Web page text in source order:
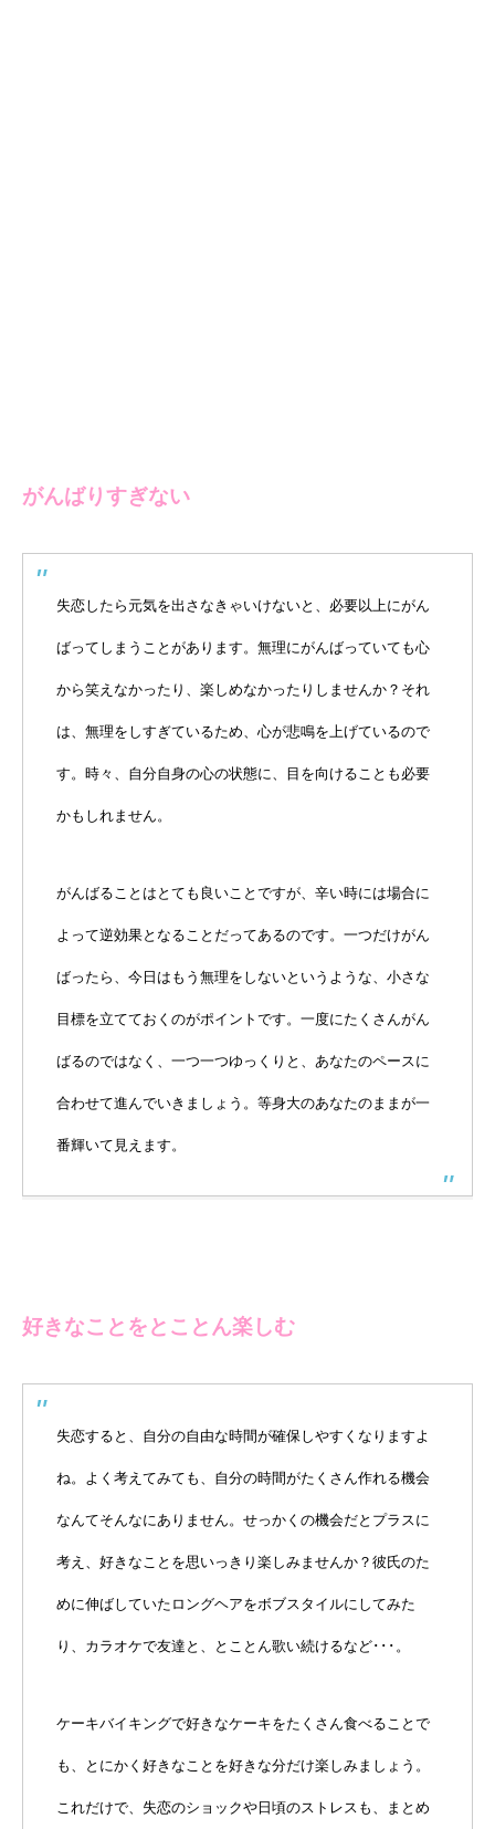
がんばりすぎない
失恋したら元気を出さなきゃいけないと、必要以上にがん
ばってしまうことがあります。無理にがんばっていても心
から笑えなかったり、楽しめなかったりしませんか？それ
は、無理をしすぎているため、心が悲鳴を上げているので
す。時々、自分自身の心の状態に、目を向けることも必要
かもしれません。
がんばることはとても良いことですが、辛い時には場合に
よって逆効果となることだってあるのです。一つだけがん
ばったら、今日はもう無理をしないというような、小さな
目標を立てておくのがポイントです。一度にたくさんがん
ばるのではなく、一つ一つゆっくりと、あなたのペースに
合わせて進んでいきましょう。等身大のあなたのままが一
番輝いて見えます。
好きなことをとことん楽しむ
失恋すると、自分の自由な時間が確保しやすくなりますよ
ね。よく考えてみても、自分の時間がたくさん作れる機会
なんてそんなにありません。せっかくの機会だとプラスに
考え、好きなことを思いっきり楽しみませんか？彼氏のた
めに伸ばしていたロングヘアをボブスタイルにしてみた
り、カラオケで友達と、とことん歌い続けるなど･･･。
ケーキバイキングで好きなケーキをたくさん食べることで
も、とにかく好きなことを好きな分だけ楽しみましょう。
これだけで、失恋のショックや日頃のストレスも、まとめ